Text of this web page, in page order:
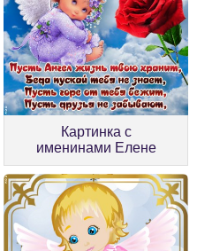
Картинка с
именинами Елене